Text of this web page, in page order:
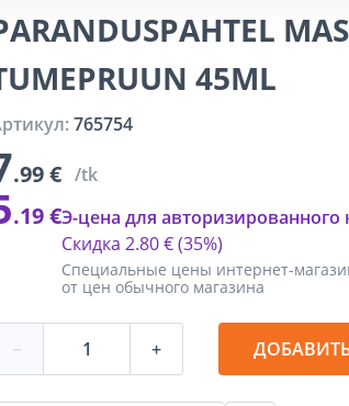
45ML
765754
.99 € /tk
.19 €
Специальные цены интернет-
от цен обычного магазина
Скидка 2.80 €(35%)
Э-цена для авторизированного
− +